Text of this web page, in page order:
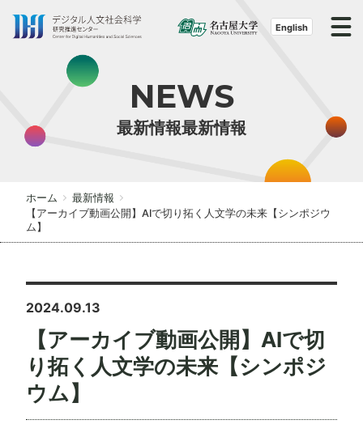
English
NEWS
最新情報最新情報
ホーム
最新情報
【アーカイブ動画公開】AIで切り拓く人文学の未来【シンポジウ
ム】
2024.09.13
【アーカイブ動画公開】AIで切
り拓く人文学の未来【シンポジ
ウム】